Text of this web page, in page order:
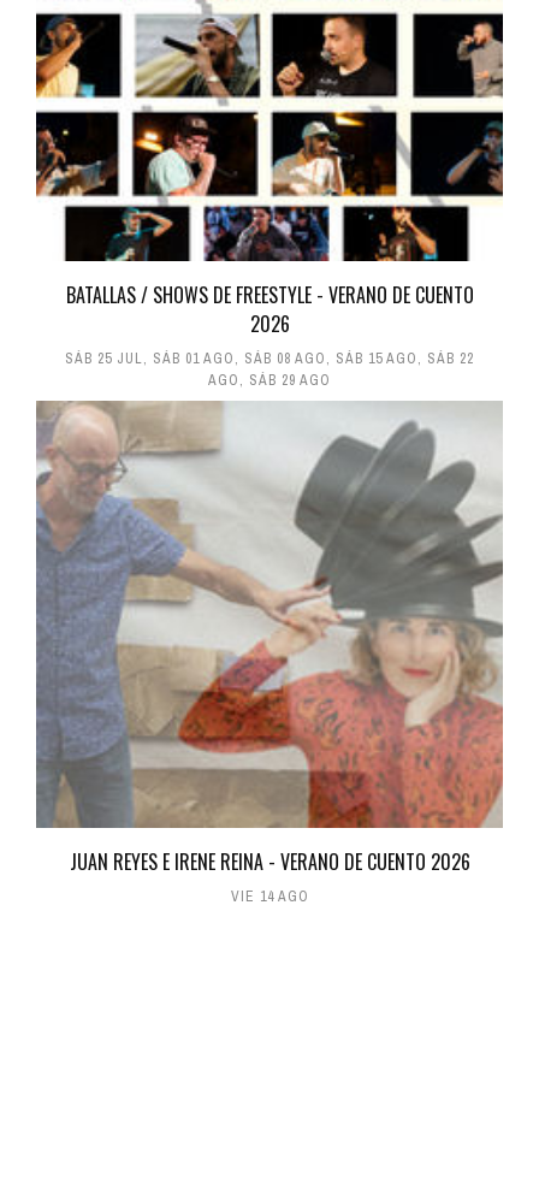
BATALLAS / SHOWS DE FREESTYLE - VERANO DE CUENTO
2026
SÁB 25 JUL, SÁB 01 AGO, SÁB 08 AGO, SÁB 15 AGO, SÁB 22
AGO, SÁB 29 AGO
JUAN REYES E IRENE REINA - VERANO DE CUENTO 2026
VIE 14 AGO